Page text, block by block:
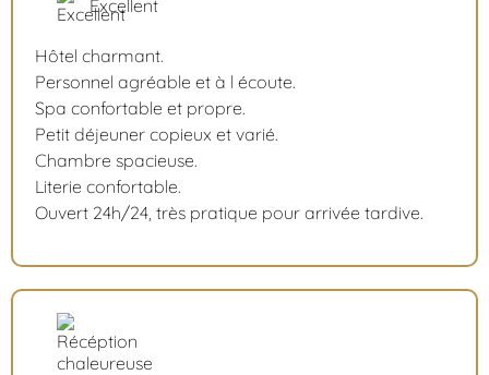
Excellent
Hôtel charmant.
Personnel agréable et à l écoute.
Spa confortable et propre.
Petit déjeuner copieux et varié.
Chambre spacieuse.
Literie confortable.
Ouvert 24h/24, très pratique pour arrivée tardive.